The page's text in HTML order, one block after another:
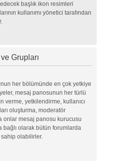
başlık ikon resimleri
kullanımı yönetici tarafından
Grupları
her bölümünde en çok yetkiye
mesaj panosunun her türlü
verme, yetkilendirme, kullanıcı
oluşturma, moderatör
onlar mesaj panosu kurucusu
bağlı olarak bütün forumlarda
olabilirler.